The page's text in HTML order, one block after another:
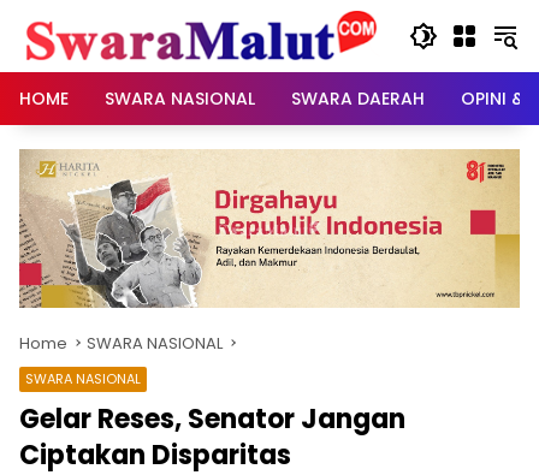
content
HOME
SWARA NASIONAL SWARA DAERAH OPINI &
Home SWARA NASIONAL
SWARA NASIONAL
Gelar Reses, Senator Jangan
Ciptakan Disparitas